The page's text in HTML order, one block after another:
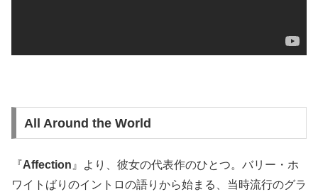
All Around the World
『Affection 』より、彼女の代表作のひとつ。バリー・ホ
ワイトばりのイントロの語りから始まる、当時流行のグラ